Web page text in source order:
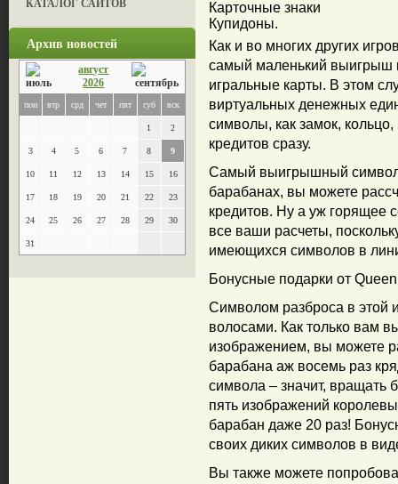
КАТАЛОГ САЙТОВ
Архив новостей
август
2026
пон втр срд чет пят суб вск
1 2
3 4 5 6 7 8 9
10 11 12 13 14 15 16
17 18 19 20 21 22 23
24 25 26 27 28 29 30
31
Карточные знаки
Купидоны.
Как и во многих других
самый маленький выигрыш
игральные карты. В этом
виртуальных денежных
символы, как замок,
кредитов сразу.
Самый выигрышный символ
барабанах, вы можете
кредитов. Ну а уж горящее
все ваши расчеты,
имеющихся символов в
Бонусные подарки от
Символом разброса в этой
волосами. Как только вам
изображением, вы можете
барабана аж восемь раз
символа – значит, вращать
пять изображений
барабан даже 20 раз!
своих диких символов в
Вы также можете